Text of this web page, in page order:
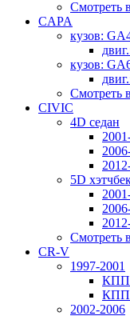
Смотреть
CAPA
кузов:
кузов:
Смотреть
CIVIC
4D седан
5D
Смотреть
CR-V
1997-2001
2002-2006